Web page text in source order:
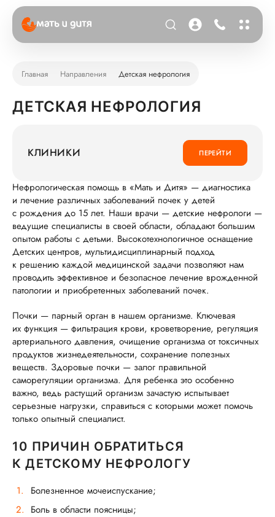
Главная Направления Детская нефрология
ДЕТСКАЯ НЕФРОЛОГИЯ
Нефрологическая помощь в «Мать и Дитя» — диагностика
и лечение различных заболеваний почек у детей
с рождения до 15 лет. Наши врачи — детские нефрологи —
ведущие специалисты в своей области, обладают большим
опытом работы с детьми. Высокотехнологичное оснащение
Детских центров, мультидисциплинарный подход
к решению каждой медицинской задачи позволяют нам
проводить эффективное и безопасное лечение врожденной
патологии и приобретенных заболеваний почек.
Почки — парный орган в нашем организме. Ключевая
их функция — фильтрация крови, кроветворение, регуляция
артериального давления, очищение организма от токсичных
продуктов жизнедеятельности, сохранение полезных
веществ. Здоровые почки — залог правильной
саморегуляции организма. Для ребенка это особенно
важно, ведь растущий организм зачастую испытывает
серьезные нагрузки, справиться с которыми может помочь
только опытный специалист.
10 ПРИЧИН ОБРАТИТЬСЯ
К ДЕТСКОМУ НЕФРОЛОГУ
Болезненное мочеиспускание;
Боль в области поясницы;
КЛИНИКИ ПЕРЕЙТИ